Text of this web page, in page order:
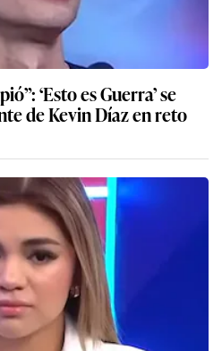
‘Esto es Guerra’ se
de Kevin Díaz en reto